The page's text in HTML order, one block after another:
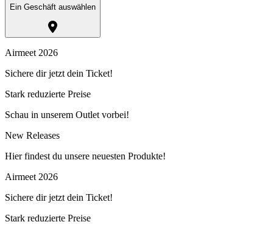
Ein Geschäft auswählen
Airmeet 2026
Sichere dir jetzt dein Ticket!
Stark reduzierte Preise
Schau in unserem Outlet vorbei!
New Releases
Hier findest du unsere neuesten Produkte!
Airmeet 2026
Sichere dir jetzt dein Ticket!
Stark reduzierte Preise